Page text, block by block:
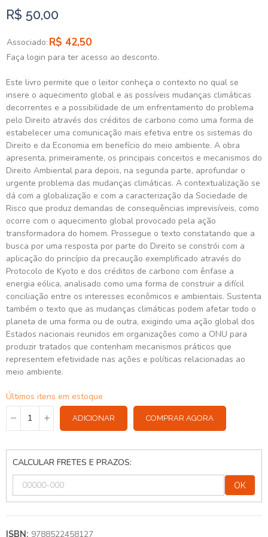
R$ 50,00
Associado: R$ 42,50
Faça login para ter acesso ao desconto.
Este livro permite que o leitor conheça o contexto no qual se
insere o aquecimento global e as possíveis mudanças climáticas
decorrentes e a possibilidade de um enfrentamento do problema
pelo Direito através dos créditos de carbono como uma forma de
estabelecer uma comunicação mais efetiva entre os sistemas do
Direito e da Economia em benefício do meio ambiente. A obra
apresenta, primeiramente, os principais conceitos e mecanismos do
Direito Ambiental para depois, na segunda parte, aprofundar o
urgente problema das mudanças climáticas. A contextualização se
dá com a globalização e com a caracterização da Sociedade de
Risco que produz demandas de consequências imprevisíveis, como
ocorre com o aquecimento global provocado pela ação
transformadora do homem. Prossegue o texto constatando que a
busca por uma resposta por parte do Direito se constrói com a
aplicação do princípio da precaução exemplificado através do
Protocolo de Kyoto e dos créditos de carbono com ênfase a
energia eólica, analisado como uma forma de construir a difícil
conciliação entre os interesses econômicos e ambientais. Sustenta
também o texto que as mudanças climáticas podem afetar todo o
planeta de uma forma ou de outra, exigindo uma ação global dos
Estados nacionais reunidos em organizações como a ONU para
produzir tratados que contenham mecanismos práticos que
representem efetividade nas ações e políticas relacionadas ao
meio ambiente.
Últimos itens em estoque
ADICIONAR COMPRAR AGORA
CALCULAR FRETES E PRAZOS:
OK
ISBN: 9788522458127